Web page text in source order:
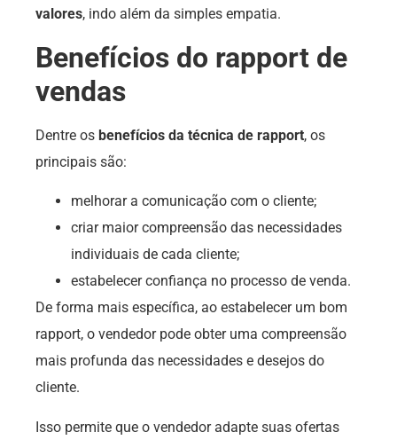
valores, indo além da simples empatia.
Benefícios do rapport de
vendas
Dentre os benefícios da técnica de rapport, os
principais são:
melhorar a comunicação com o cliente;
criar maior compreensão das necessidades
individuais de cada cliente;
estabelecer confiança no processo de venda.
De forma mais específica, ao estabelecer um bom
rapport, o vendedor pode obter uma compreensão
mais profunda das necessidades e desejos do
cliente.
Isso permite que o vendedor adapte suas ofertas